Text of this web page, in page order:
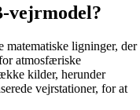
vejrmodel?
matematiske ligninger, der
atmosfæriske
kilder, herunder
vejrstationer, for at